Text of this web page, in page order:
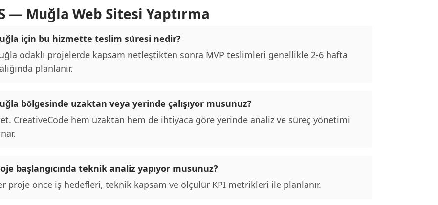
— Muğla Web Sitesi Yaptırma
için bu hizmette teslim süresi nedir?
odaklı projelerde kapsam netleştikten sonra MVP teslimleri genellikle 2-6 hafta
planlanır.
bölgesinde uzaktan veya yerinde çalışıyor musunuz?
CreativeCode hem uzaktan hem de ihtiyaca göre yerinde analiz ve süreç yönetimi
başlangıcında teknik analiz yapıyor musunuz?
proje önce iş hedefleri, teknik kapsam ve ölçülür KPI metrikleri ile planlanır.